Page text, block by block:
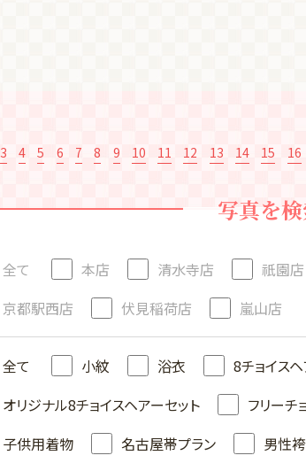
3 4 5 6 7 8 9 10 11 12 13 14 15 16
写真を
全て 本店 清水寺店 祇園店
京都駅西店
伏見稲荷店 嵐山店
全て 小紋 浴衣 8チョイス
オリジナル8チョイスヘアーセット
フリーチ
子供用着物
名古屋帯プラン 男性袴